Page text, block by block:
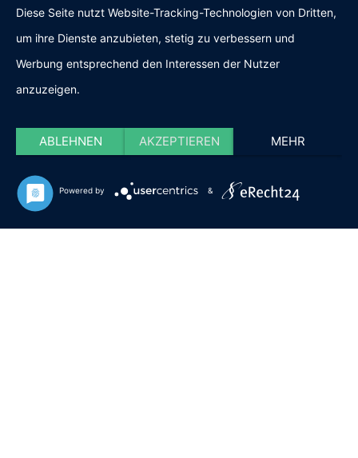
Diese Seite nutzt Website-Tracking-Technologien von Dritten,
um ihre Dienste anzubieten, stetig zu verbessern und
Werbung entsprechend den Interessen der Nutzer
anzuzeigen.
ABLEHNEN AKZEPTIEREN MEHR
Powered by &